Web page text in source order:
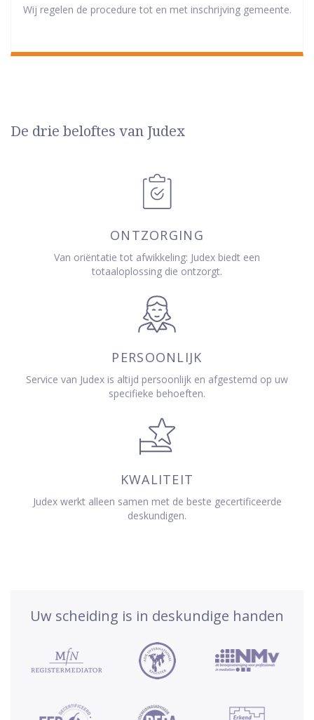
Wij regelen de procedure tot en met inschrijving gemeente.
De drie beloftes van Judex
ONTZORGING
Van oriëntatie tot afwikkeling: Judex biedt een
totaaloplossing die ontzorgt.
PERSOONLIJK
Service van Judex is altijd persoonlijk en afgestemd op uw
specifieke behoeften.
KWALITEIT
Judex werkt alleen samen met de beste gecertificeerde
deskundigen.
Uw scheiding is in deskundige handen